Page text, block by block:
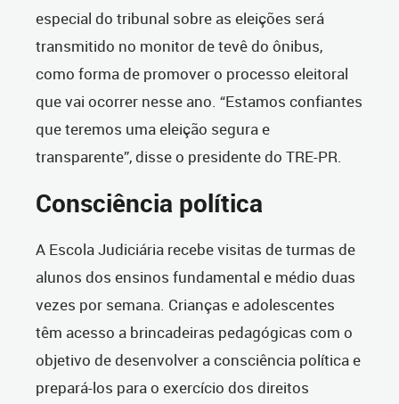
especial do tribunal sobre as eleições será
transmitido no monitor de tevê do ônibus,
como forma de promover o processo eleitoral
que vai ocorrer nesse ano. “Estamos confiantes
que teremos uma eleição segura e
transparente”, disse o presidente do TRE-PR.
Consciência política
A Escola Judiciária recebe visitas de turmas de
alunos dos ensinos fundamental e médio duas
vezes por semana. Crianças e adolescentes
têm acesso a brincadeiras pedagógicas com o
objetivo de desenvolver a consciência política e
prepará-los para o exercício dos direitos